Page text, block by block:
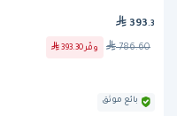
393 .3
786.60 وفّر 393.30
بائع موثق